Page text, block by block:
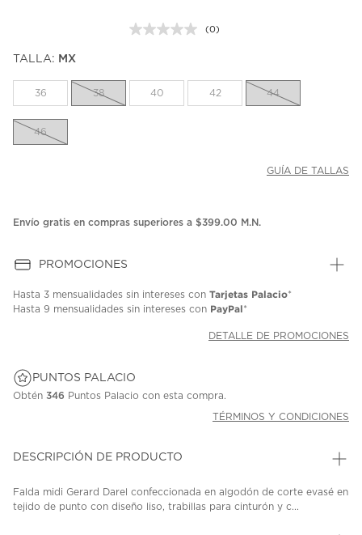
Sin
la
misma
(0)
TALLA: MX
36 38 40 42 44
46
GUÍA DE TALLAS
Envío gratis en compras superiores a $399.00 M.N.
PROMOCIONES
Hasta 3 mensualidades sin intereses con Tarjetas Palacio*
Hasta 9 mensualidades sin intereses con PayPal*
DETALLE DE PROMOCIONES
PUNTOS PALACIO
Obtén 346 Puntos Palacio con esta compra.
TÉRMINOS Y CONDICIONES
DESCRIPCIÓN DE PRODUCTO
Falda midi Gerard Darel confeccionada en algodón de corte evasé en
tejido de punto con diseño liso, trabillas para cinturón y c...